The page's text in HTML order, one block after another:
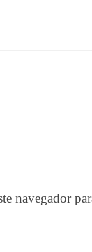
navegador